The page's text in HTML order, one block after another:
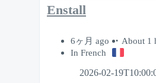
Enstall
6ヶ月 ago
About 1
In French
2026-02-